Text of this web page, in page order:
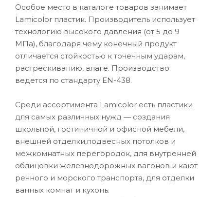
Особое место в каталоге товаров занимает
Lamicolor пластик. Производитель использует
технологию высокого давления (от 5 до 9
МПа), благодаря чему конечный продукт
отличается стойкостью к точечным ударам,
растрескиванию, влаге. Производство
ведется по стандарту EN-438.
Среди ассортимента Lamicolor есть пластики
для самых различных нужд — создания
школьной, гостиничной и офисной мебели,
внешней отделки,подвесных потолков и
межкомнатных перегородок, для внутренней
облицовки железнодорожных вагонов и кают
речного и морского транспорта, для отделки
ванных комнат и кухонь.